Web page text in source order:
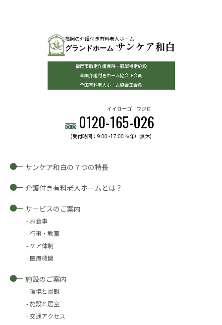
福岡の介護付き有料老人ホーム
グランドホーム サンケア和白
福岡市指定介護保険一般型特定施設
全国介護付きホーム協会正会員
全国有料老人ホーム協会正会員
0120-165
イイローゴ
-026
ワジロ
(受付時間：9:00~17:00 ※年中無休)
サンケア和白の７つの特長
介護付き有料老人ホームとは？
サービスのご案内
お食事
行事・教室
ケア体制
医療機関
施設のご案内
環境と景観
施設と居室
交通アクセス